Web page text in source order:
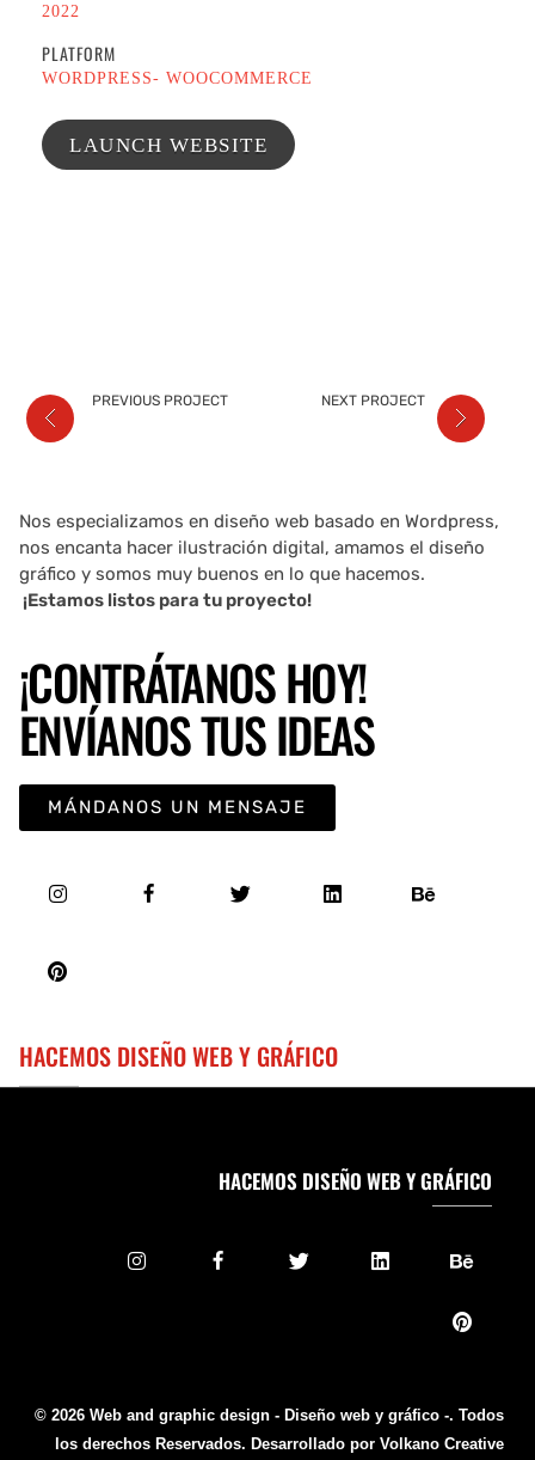
2022
PLATFORM
WORDPRESS- WOOCOMMERCE
LAUNCH WEBSITE
PREVIOUS PROJECT NEXT PROJECT
Nos especializamos en diseño web basado en Wordpress,
nos encanta hacer ilustración digital, amamos el diseño
gráfico y somos muy buenos en lo que hacemos.
¡Estamos listos para tu proyecto!
¡CONTRÁTANOS HOY!
ENVÍANOS TUS IDEAS
MÁNDANOS UN MENSAJE
HACEMOS DISEÑO WEB Y GRÁFICO
HACEMOS DISEÑO WEB Y GRÁFICO
© 2026 Web and graphic design - Diseño web y gráfico -. Todos
los derechos Reservados. Desarrollado por Volkano Creative